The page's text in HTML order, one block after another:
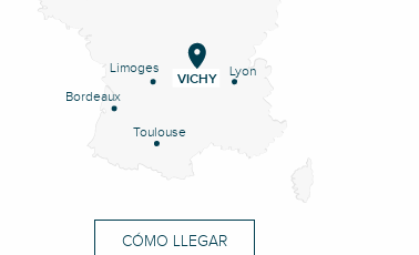
Lyon
Limoges
Bordeaux
Toulouse
VICHY
CÓMO LLEGAR